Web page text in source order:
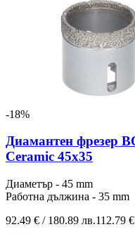
-18%
Диамантен фрезер
Ceramic 45x35
Диаметър - 45 mm
Работна дължина - 35 mm
92.49 € / 180.89 лв.112.79